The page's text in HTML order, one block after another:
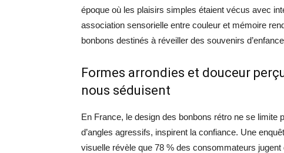
époque où les plaisirs simples étaient vécus avec
association sensorielle entre couleur et mémoire
bonbons destinés à réveiller des souvenirs
Formes arrondies et douceur
nous séduisent
En France, le design des bonbons rétro ne se limite
d’angles agressifs, inspirent la confiance. Une
visuelle révèle que 78 % des consommateurs